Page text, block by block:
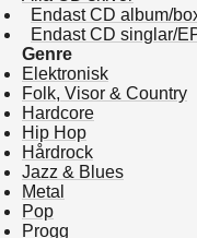
Endast CD album/
Endast CD singlar/
Genre
Elektronisk
Folk, Visor & Country
Hardcore
Hip Hop
Hårdrock
Jazz & Blues
Metal
Pop
Progg